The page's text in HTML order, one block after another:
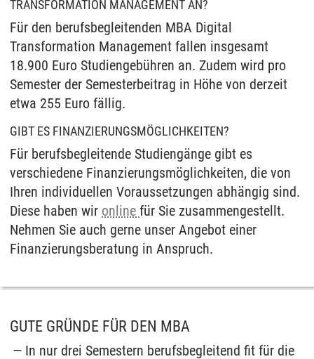
TRANSFORMATION MANAGEMENT AN?
Für den berufsbegleitenden MBA Digital
Transformation Management fallen insgesamt
18.900 Euro Studiengebühren an. Zudem wird pro
Semester der Semesterbeitrag in Höhe von derzeit
etwa 255 Euro fällig.
GIBT ES FINANZIERUNGSMÖGLICHKEITEN?
Für berufsbegleitende Studiengänge gibt es
verschiedene Finanzierungsmöglichkeiten, die von
Ihren individuellen Voraussetzungen abhängig sind.
Diese haben wir online für Sie zusammengestellt.
Nehmen Sie auch gerne unser Angebot einer
Finanzierungsberatung in Anspruch.
GUTE GRÜNDE FÜR DEN MBA
In nur drei Semestern berufsbegleitend fit für die